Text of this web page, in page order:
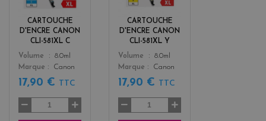
CARTOUCHE
D'ENCRE CANON
CLI-581XL C
Color
n
Volume
8.0ml
Marque
Canon
17,90 € TTC
CARTOUCHE
D'ENCRE CANON
CLI-581XL Y
Color
l
o
w
Volume
8.0ml
Marque
Canon
17,90 € TTC